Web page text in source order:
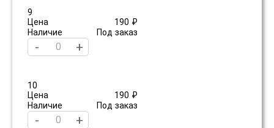
9
Цена
190 ₽
Наличие
Под заказ
- +
10
Цена
190 ₽
Наличие
Под заказ
- +